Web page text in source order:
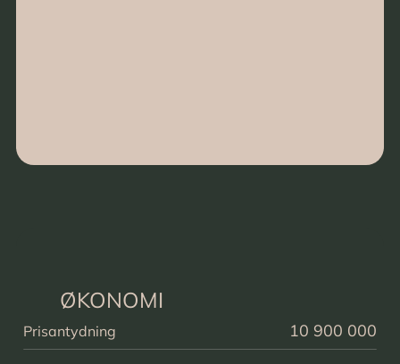
ØKONOMI
Prisantydning 10 900 000